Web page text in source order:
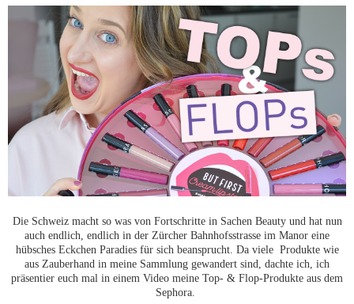
Die Schweiz macht so was von Fortschritte in Sachen Beauty und hat nun
auch endlich, endlich in der Zürcher Bahnhofsstrasse im Manor eine
hübsches Eckchen Paradies für sich beansprucht. Da viele Produkte wie
aus Zauberhand in meine Sammlung gewandert sind, dachte ich, ich
präsentier euch mal in einem Video meine Top- & Flop-Produkte aus dem
Sephora.